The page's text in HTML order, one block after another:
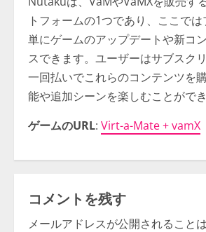
トフォームの1つであり、ここで
単にゲームのアップデートや新コ
スできます。ユーザーはサブスク
一回払いでこれらのコンテンツを
能や追加シーンを楽しむことができ
ゲームのURL: Virt-a-Mate + vamX
コメントを残す
メールアドレスが公開されること